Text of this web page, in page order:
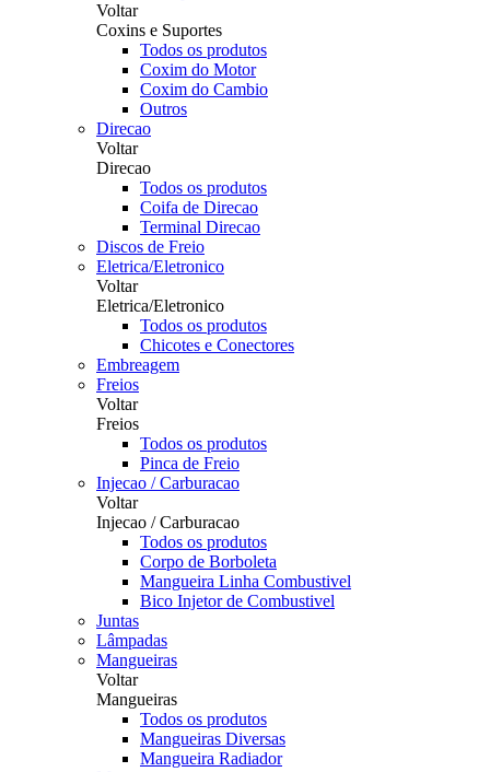
Voltar
Coxins e Suportes
Todos os produtos
Coxim do Motor
Coxim do Cambio
Outros
Direcao
Voltar
Direcao
Todos os produtos
Coifa de Direcao
Terminal Direcao
Discos de Freio
Eletrica/Eletronico
Voltar
Eletrica/Eletronico
Todos os produtos
Chicotes e Conectores
Embreagem
Freios
Voltar
Freios
Todos os produtos
Pinca de Freio
Injecao / Carburacao
Voltar
Injecao / Carburacao
Todos os produtos
Corpo de Borboleta
Mangueira Linha Combustivel
Bico Injetor de Combustivel
Juntas
Lâmpadas
Mangueiras
Voltar
Mangueiras
Todos os produtos
Mangueiras Diversas
Mangueira Radiador